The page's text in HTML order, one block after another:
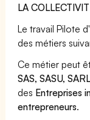
LA
Le travail Pilote
des métiers
Ce métier peut
SAS, SASU,
des Entreprises
entrepreneurs.